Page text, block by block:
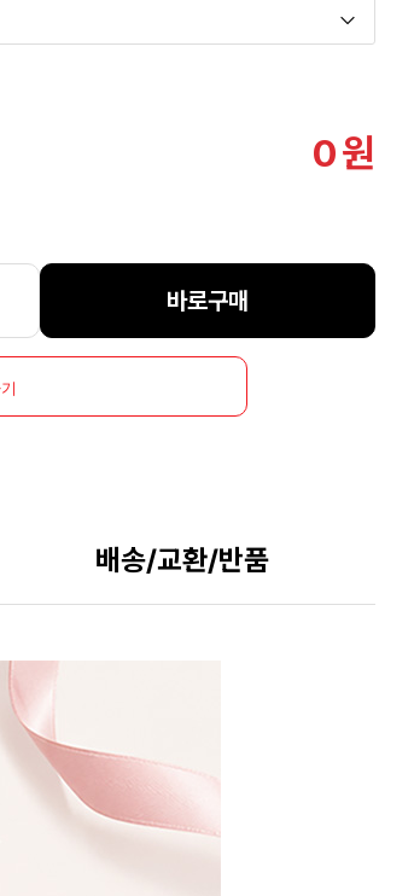
0원
바로구매
배송/교환/반품